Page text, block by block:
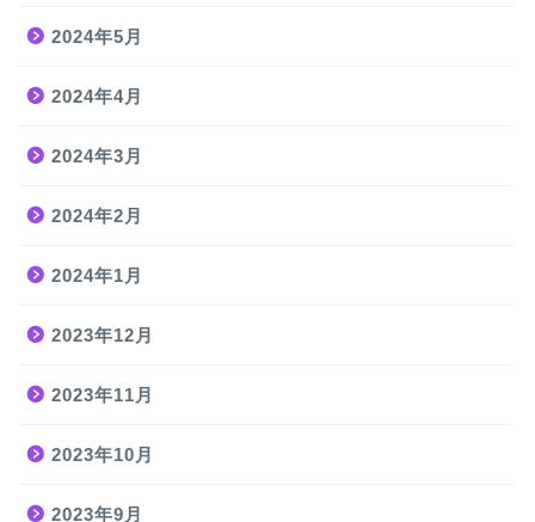
2024年5月
2024年4月
2024年3月
2024年2月
2024年1月
2023年12月
2023年11月
2023年10月
2023年9月